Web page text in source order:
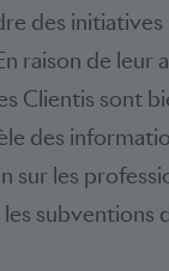
des initiatives
raison de leur
Clientis sont
des
sur les
subventions